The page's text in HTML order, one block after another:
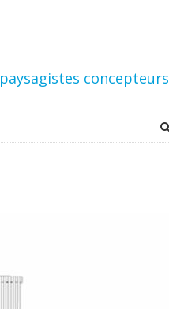
paysagistes concepteurs